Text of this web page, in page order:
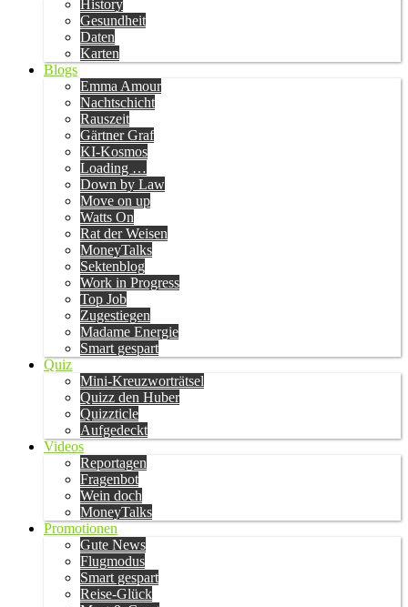
History
Gesundheit
Daten
Karten
Blogs
Emma Amour
Nachtschicht
Rauszeit
Gärtner Graf
KI-Kosmos
Loading …
Down by Law
Move on up
Watts On
Rat der Weisen
MoneyTalks
Sektenblog
Work in Progress
Top Job
Zugestiegen
Madame Energie
Smart gespart
Quiz
Mini-Kreuzworträtsel
Quizz den Huber
Quizzticle
Aufgedeckt
Videos
Reportagen
Fragenbot
Wein doch
MoneyTalks
Promotionen
Gute News
Flugmodus
Smart gespart
Reise-Glück